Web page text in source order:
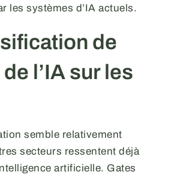
les systèmes d’IA actuels.
de
l’IA sur les
semble relativement
secteurs ressentent déjà
artificielle. Gates